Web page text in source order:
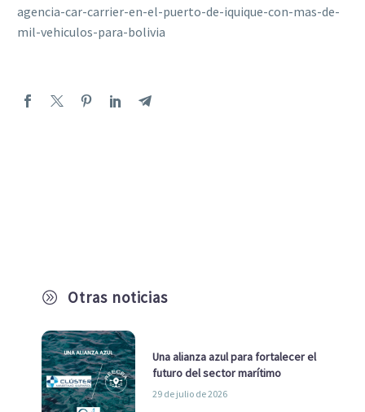
A Otras noticias
Una alianza azul para fortalecer el
futuro del sector marítimo
29 de julio de 2026
agencia-car-carrier-en-el-puerto-de-iquique-con-mas-de-
mil-vehiculos-para-bolivia